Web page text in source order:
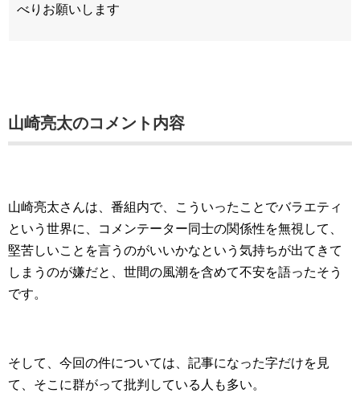
べりお願いします
山崎亮太のコメント内容
山崎亮太さんは、番組内で、こういったことでバラエティ
という世界に、コメンテーター同士の関係性を無視して、
堅苦しいことを言うのがいいかなという気持ちが出てきて
しまうのが嫌だと、世間の風潮を含めて不安を語ったそう
です。
そして、今回の件については、記事になった字だけを見
て、そこに群がって批判している人も多い。